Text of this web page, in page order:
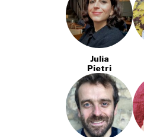
Julia
Pietri